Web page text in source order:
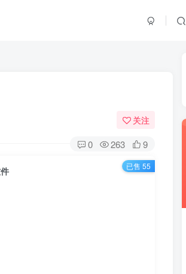
关注
0 263 9
已售 55